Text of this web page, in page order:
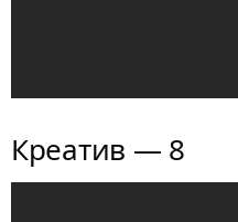
Креатив — 8